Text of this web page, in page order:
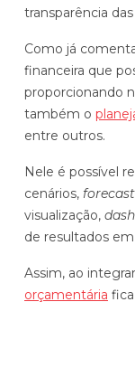
transparência
Como já
financeira que
proporcionando
também o
entre outros.
Nele é possível
cenários, forecast
visualização,
de resultados
Assim, ao
orçamentária